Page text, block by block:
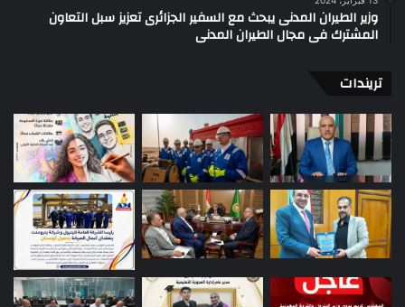
وزير الطيران المدنى يبحث مع السفير الجزائرى تعزيز سبل التعاون
المشترك فى مجال الطيران المدنى
تريندات